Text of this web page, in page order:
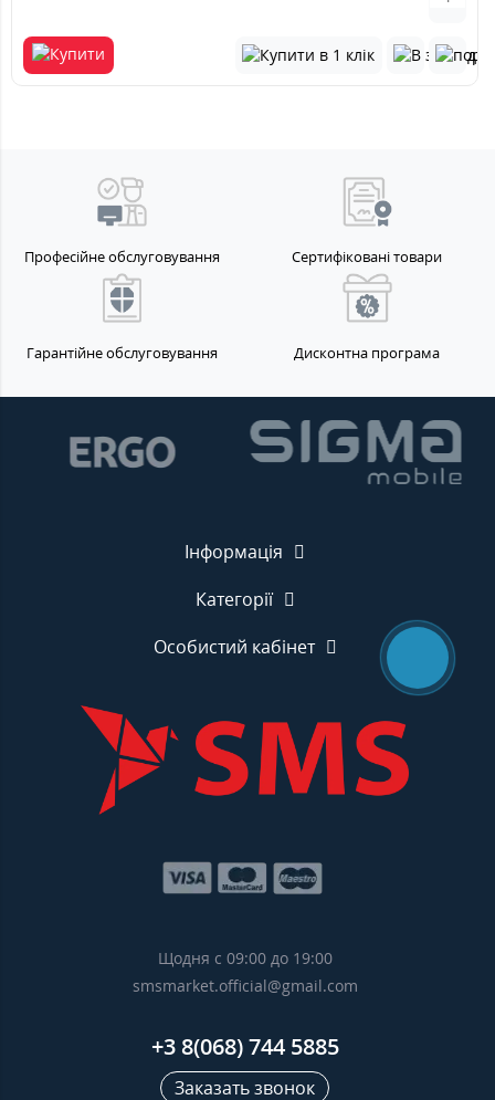
Професійне обслуговування Сертифіковані товари
Гарантійне обслуговування Дисконтна програма
Інформація
Категорії
Особистий кабінет
Щодня с 09:00 до 19:00
smsmarket.official@gmail.com
+3 8(068) 744 5885
Заказать звонок